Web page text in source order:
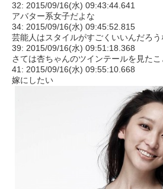
32: 2015/09/16(水) 09:43:44.641
アバター系女子だよな
34: 2015/09/16(水) 09:45:52.815
芸能人はスタイルがすごくいいんだろう
39: 2015/09/16(水) 09:51:18.368
さては杏ちゃんのツインテールを見たこ
41: 2015/09/16(水) 09:55:10.668
嫁にしたい